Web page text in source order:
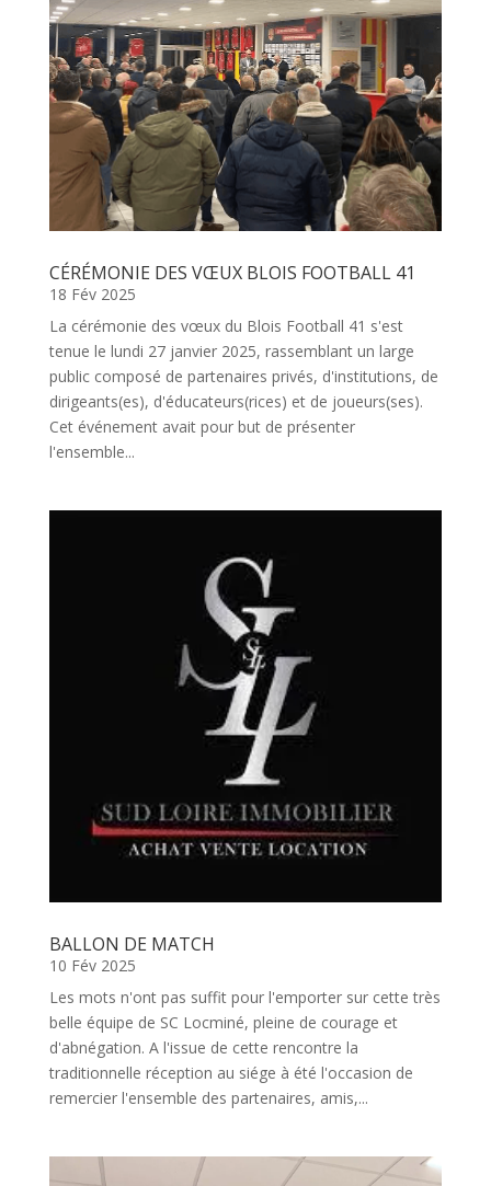
CÉRÉMONIE DES VŒUX BLOIS FOOTBALL 41
18 Fév 2025
La cérémonie des vœux du Blois Football 41 s'est
tenue le lundi 27 janvier 2025, rassemblant un large
public composé de partenaires privés, d'institutions, de
dirigeants(es), d'éducateurs(rices) et de joueurs(ses).
Cet événement avait pour but de présenter
l'ensemble...
BALLON DE MATCH
10 Fév 2025
Les mots n'ont pas suffit pour l'emporter sur cette très
belle équipe de SC Locminé, pleine de courage et
d'abnégation. A l'issue de cette rencontre la
traditionnelle réception au siége à été l'occasion de
remercier l'ensemble des partenaires, amis,...